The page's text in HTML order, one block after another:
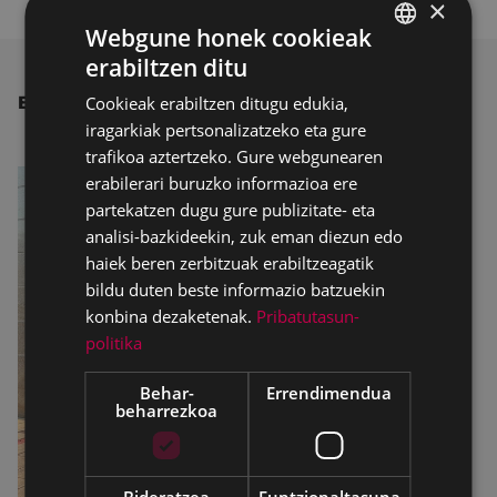
BESTE ALBISTE BATZUK
×
Webgune honek cookieak
erabiltzen ditu
Cookieak erabiltzen ditugu edukia,
iragarkiak pertsonalizatzeko eta gure
trafikoa aztertzeko. Gure webgunearen
erabilerari buruzko informazioa ere
partekatzen dugu gure publizitate- eta
analisi-bazkideekin, zuk eman diezun edo
haiek beren zerbitzuak erabiltzeagatik
bildu duten beste informazio batzuekin
konbina dezaketenak. Pribatutasun-
politika
Behar-
beharrezkoa
Errendimendua